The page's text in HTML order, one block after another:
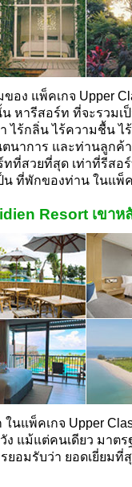
อง แพ็คเกจ Upper
หารีสอร์ท ที่จะรวมเ
ไร้กลิ่น ไร้ความชื้น
ตนาการ และท่านลูกค้
ที่สวยที่สุด เท่าที่รีสอ
น ที่พักของท่าน ในแพ็
Resort เขาห
ในแพ็คเกจ Upper
ง แม้แต่คนเดียว มาต
ยอมรับว่า ยอดเยี่ยมที่